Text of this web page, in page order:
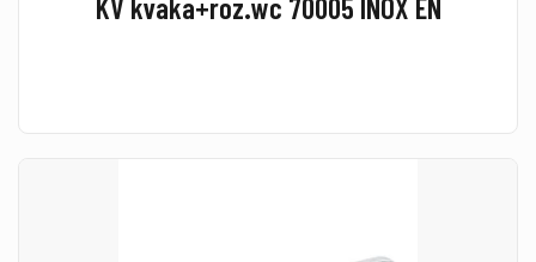
KV kvaka+roz.wc 70005 INOX EN